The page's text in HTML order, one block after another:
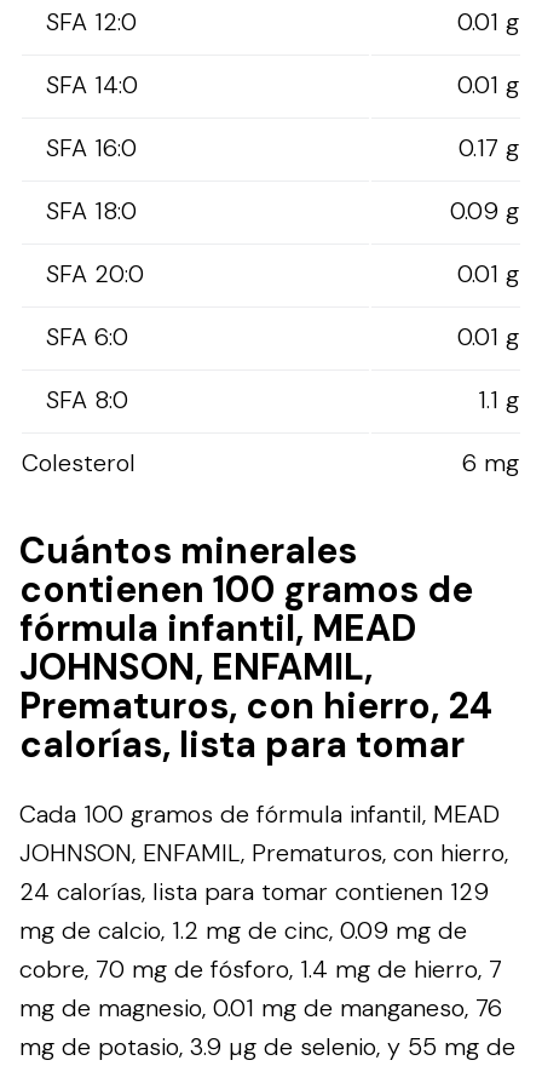
SFA 12:0
0.01 g
SFA 14:0
0.01 g
SFA 16:0
0.17 g
SFA 18:0
0.09 g
SFA 20:0
0.01 g
SFA 6:0
0.01 g
SFA 8:0
1.1 g
Colesterol
6 mg
Cuántos minerales
contienen 100 gramos de
fórmula infantil, MEAD
JOHNSON, ENFAMIL,
Prematuros, con hierro, 24
calorías, lista para tomar
Cada 100 gramos de fórmula infantil, MEAD
JOHNSON, ENFAMIL, Prematuros, con hierro,
24 calorías, lista para tomar contienen 129
mg de calcio, 1.2 mg de cinc, 0.09 mg de
cobre, 70 mg de fósforo, 1.4 mg de hierro, 7
mg de magnesio, 0.01 mg de manganeso, 76
mg de potasio, 3.9 µg de selenio, y 55 mg de